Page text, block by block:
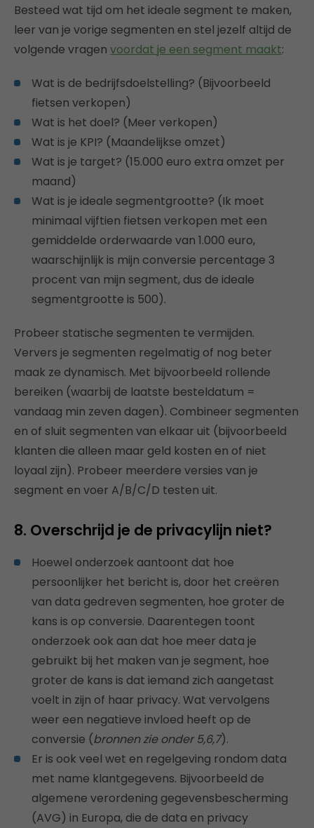
Besteed wat tijd om het ideale segment te maken,
leer van je vorige segmenten en stel jezelf altijd de
volgende vragen voordat je een segment maakt:
Wat is de bedrijfsdoelstelling? (Bijvoorbeeld
fietsen verkopen)
Wat is het doel? (Meer verkopen)
Wat is je KPI? (Maandelijkse omzet)
Wat is je target? (15.000 euro extra omzet per
maand)
Wat is je ideale segmentgrootte? (Ik moet
minimaal vijftien fietsen verkopen met een
gemiddelde orderwaarde van 1.000 euro,
waarschijnlijk is mijn conversie percentage 3
procent van mijn segment, dus de ideale
segmentgrootte is 500).
Probeer statische segmenten te vermijden.
Ververs je segmenten regelmatig of nog beter
maak ze dynamisch. Met bijvoorbeeld rollende
bereiken (waarbij de laatste besteldatum =
vandaag min zeven dagen). Combineer segmenten
en of sluit segmenten van elkaar uit (bijvoorbeeld
klanten die alleen maar geld kosten en of niet
loyaal zijn). Probeer meerdere versies van je
segment en voer A/B/C/D testen uit.
8. Overschrijd je de privacylijn niet?
Hoewel onderzoek aantoont dat hoe
persoonlijker het bericht is, door het creëren
van data gedreven segmenten, hoe groter de
kans is op conversie. Daarentegen toont
onderzoek ook aan dat hoe meer data je
gebruikt bij het maken van je segment, hoe
groter de kans is dat iemand zich aangetast
voelt in zijn of haar privacy. Wat vervolgens
weer een negatieve invloed heeft op de
conversie (bronnen zie onder 5,6,7).
Er is ook veel wet en regelgeving rondom data
met name klantgegevens. Bijvoorbeeld de
algemene verordening gegevensbescherming
(AVG) in Europa, die de data en privacy